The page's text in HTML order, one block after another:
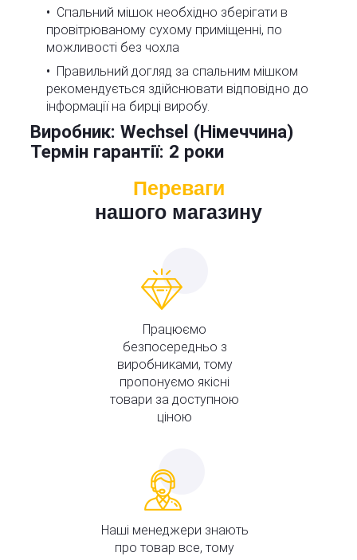
Спальний мішок необхідно зберігати в
провітрюваному сухому приміщенні, по
можливості без чохла
Правильний догляд за спальним мішком
рекомендується здійснювати відповідно до
інформації на бирці виробу.
Виробник: Wechsel (Німеччина)
Термін гарантії: 2 роки
Переваги
нашого магазину
Працюємо
безпосередньо з
виробниками, тому
пропонуємо якісні
товари за доступною
ціною
Наші менеджери знають
про товар все, тому